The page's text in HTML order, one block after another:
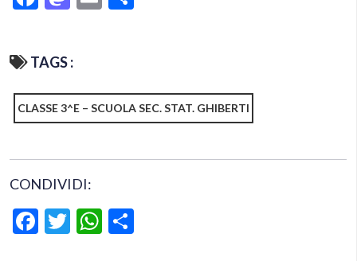
TAGS :
CLASSE 3^E – SCUOLA SEC. STAT. GHIBERTI
CONDIVIDI:
Facebook
TwitterWhatsApp